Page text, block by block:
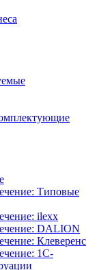
Типовые
ilexx
DALION
Клеверенс
1С-